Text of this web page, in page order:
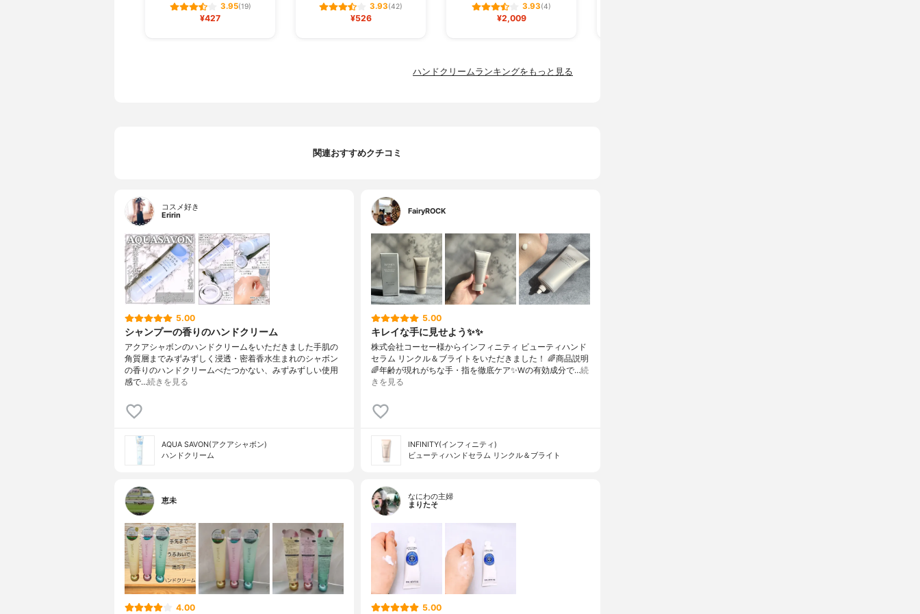
3.95(19)
¥427
3.93(42)
¥526
3.93(4)
¥2,009
ハンドクリームランキングをもっと見る
関連おすすめクチコミ
コスメ好き
Eririn
5.00
シャンプーの香りのハンドクリーム
アクアシャボンのハンドクリームをいただきました手肌の
角質層までみずみずしく浸透・密着香水生まれのシャボン
の香りのハンドクリームべたつかない、みずみずしい使用
感で…続きを見る
AQUA SAVON(アクアシャボン)
ハンドクリーム
FairyROCK
5.00
キレイな手に見せよう✨✨
株式会社コーセー様からインフィニティ ビューティハンド
セラム リンクル＆ブライトをいただきました！ 🌈商品説明
🌈年齢が現れがちな手・指を徹底ケア✨Wの有効成分で…続
きを見る
INFINITY(インフィニティ)
ビューティハンドセラム リンクル＆ブライト
恵未
4.00
なにわの主婦
まりたそ
5.00